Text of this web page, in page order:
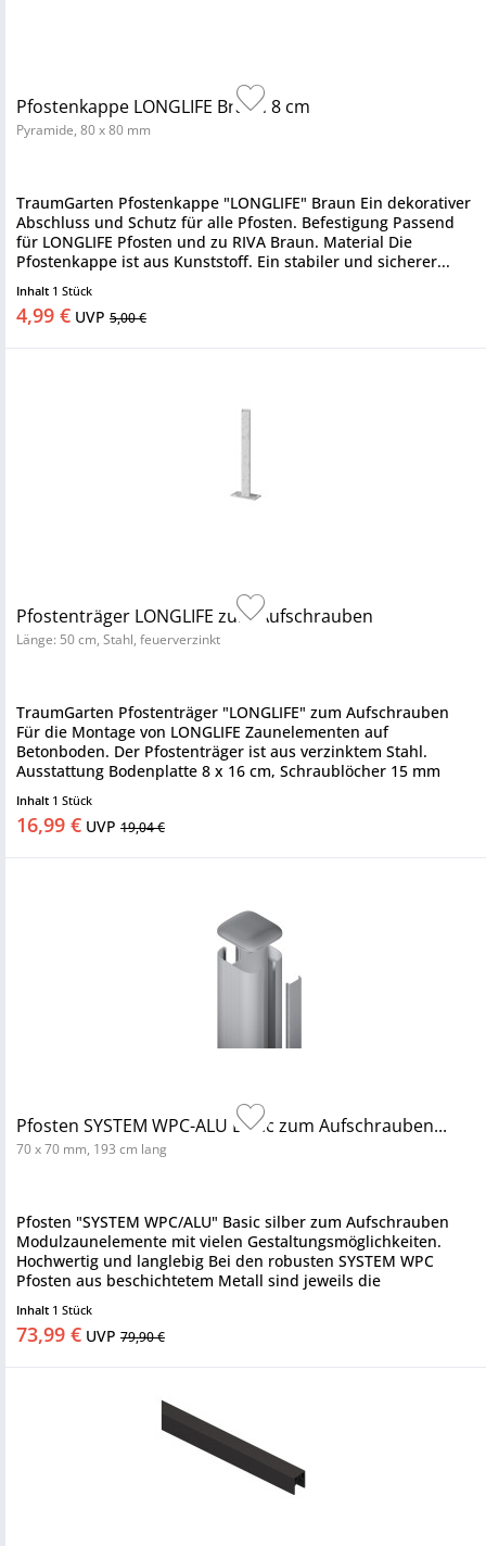
Pfostenkappe LONGLIFE Braun 8 cm
Pyramide, 80 x 80 mm
TraumGarten Pfostenkappe "LONGLIFE" Braun Ein dekorativer
Abschluss und Schutz für alle Pfosten. Befestigung Passend
für LONGLIFE Pfosten und zu RIVA Braun. Material Die
Pfostenkappe ist aus Kunststoff. Ein stabiler und sicherer...
Inhalt 1 Stück
4,99 € UVP 5,00 €
Pfostenträger LONGLIFE zum Aufschrauben
Länge: 50 cm, Stahl, feuerverzinkt
TraumGarten Pfostenträger "LONGLIFE" zum Aufschrauben
Für die Montage von LONGLIFE Zaunelementen auf
Betonboden. Der Pfostenträger ist aus verzinktem Stahl.
Ausstattung Bodenplatte 8 x 16 cm, Schraublöcher 15 mm
Inhalt 1 Stück
16,99 € UVP 19,04 €
Pfosten SYSTEM WPC-ALU Basic zum Aufschrauben...
70 x 70 mm, 193 cm lang
Pfosten "SYSTEM WPC/ALU" Basic silber zum Aufschrauben
Modulzaunelemente mit vielen Gestaltungsmöglichkeiten.
Hochwertig und langlebig Bei den robusten SYSTEM WPC
Pfosten aus beschichtetem Metall sind jeweils die
Inhalt 1 Stück
73,99 € UVP 79,90 €